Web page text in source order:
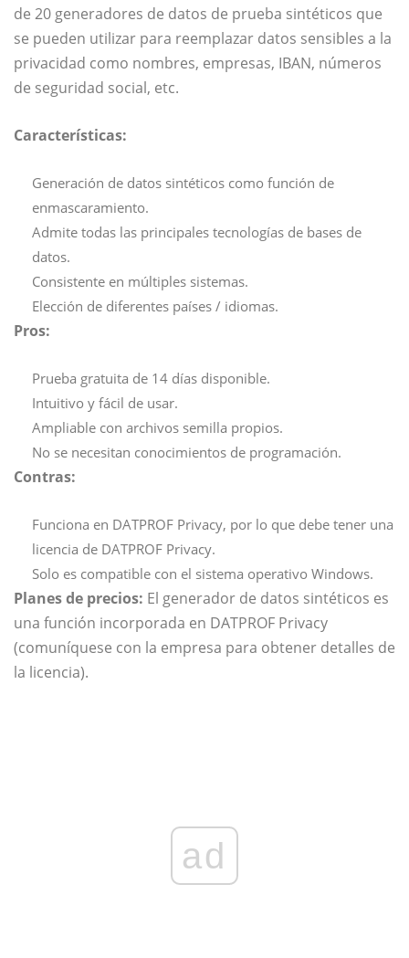
de 20 generadores de datos de prueba sintéticos que
se pueden utilizar para reemplazar datos sensibles a la
privacidad como nombres, empresas, IBAN, números
de seguridad social, etc.
Características:
Generación de datos sintéticos como función de
enmascaramiento.
Admite todas las principales tecnologías de bases de
datos.
Consistente en múltiples sistemas.
Elección de diferentes países / idiomas.
Pros:
Prueba gratuita de 14 días disponible.
Intuitivo y fácil de usar.
Ampliable con archivos semilla propios.
No se necesitan conocimientos de programación.
Contras:
Funciona en DATPROF Privacy, por lo que debe tener una
licencia de DATPROF Privacy.
Solo es compatible con el sistema operativo Windows.
Planes de precios: El generador de datos sintéticos es
una función incorporada en DATPROF Privacy
(comuníquese con la empresa para obtener detalles de
la licencia).
ad